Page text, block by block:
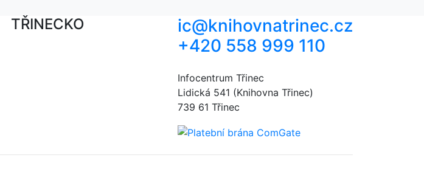
TŘINECKO
ic@knihovnatrinec.cz
+420 558 999 110
Infocentrum Třinec
Lidická 541 (Knihovna Třinec)
739 61 Třinec